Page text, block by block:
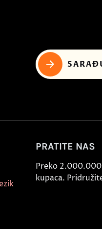
PRATITE NAS
Preko
kupaca.